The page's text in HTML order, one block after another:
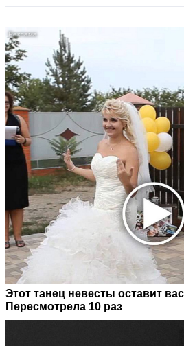
Этот танец невесты оставит
Пересмотрела 10 раз